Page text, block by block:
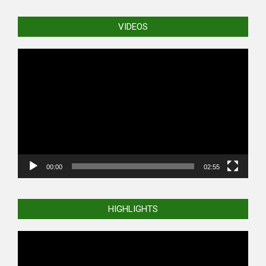
VIDEOS
00:00 02:55
HIGHLIGHTS